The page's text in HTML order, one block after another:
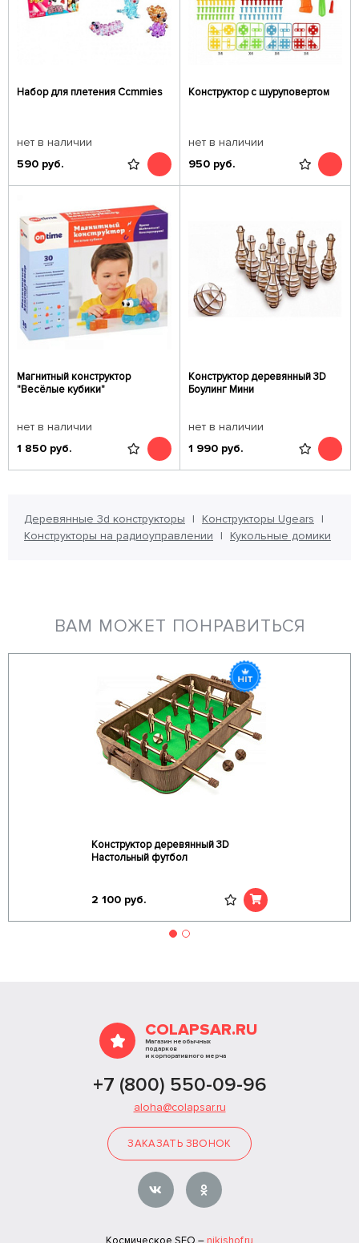
Набор для плетения Сcmmies
нет в наличии
590 руб.
Конструктор с шуруповертом
нет в наличии
950 руб.
Магнитный конструктор
"Весёлые кубики"
нет в наличии
1 850 руб.
Конструктор деревянный 3D
Боулинг Мини
нет в наличии
1 990 руб.
Деревянные 3d конструкторы
Конструкторы Ugears
Конструкторы на радиоуправлении
Кукольные домики
ВАМ МОЖЕТ ПОНРАВИТЬСЯ
Конструктор деревянный 3D
Настольный футбол
2 100 руб.
COLAPSAR.RU
Магазин необычных
подарков
и корпоративного мерча
+7 (800) 550-09-96
aloha@colapsar.ru
ЗАКАЗАТЬ ЗВОНОК